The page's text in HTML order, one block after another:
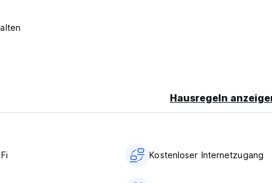
Hausregeln
Kostenloser Internetzugang